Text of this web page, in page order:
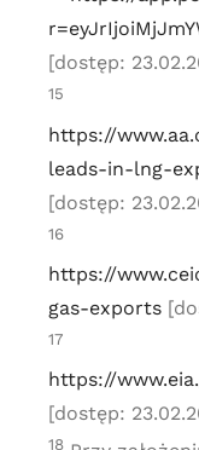
[dostęp:
15
https://
leads-in-lng-
[dostęp:
16
https://
gas-exports
17
https://
[dostęp:
18